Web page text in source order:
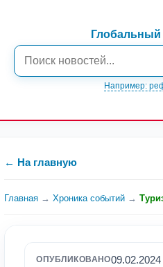
Глобальный
Например:
← На главную
Главная → Хроника событий →
ОПУБЛИКОВАНО